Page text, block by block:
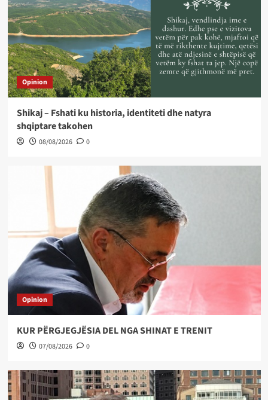
Opinion
Shikaj – Fshati ku historia, identiteti dhe natyra
shqiptare takohen
08/08/2026 0
Opinion
KUR PËRGJEGJËSIA DEL NGA SHINAT E TRENIT
07/08/2026 0